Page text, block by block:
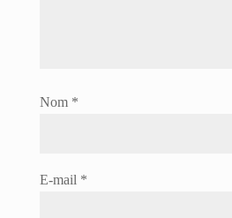
Nom *
E-mail *